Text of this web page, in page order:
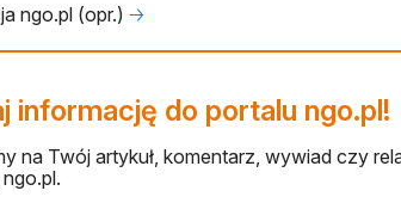
ngo.pl (opr.) 🡢
informację do portalu ngo.pl!
na Twój artykuł, komentarz, wywiad czy